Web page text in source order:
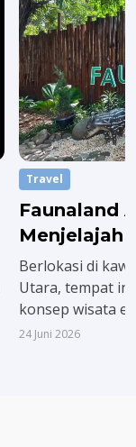
Travel
Faunaland
Menjelajah
ala Jakarta
Berlokasi di
Utara, tempat
konsep wisata
suasana hijau
24 Juni 2026